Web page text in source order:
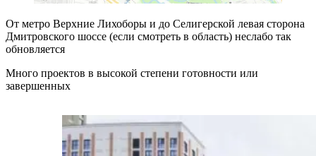
От метро Верхние Лихоборы и до Селигерской левая сторона
Дмитровского шоссе (если смотреть в область) неслабо так
обновляется
Много проектов в высокой степени готовности или
завершенных